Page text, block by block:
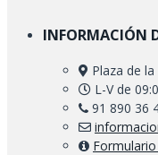
INFORMACIÓN
Plaza de
L-V de
91 890 36